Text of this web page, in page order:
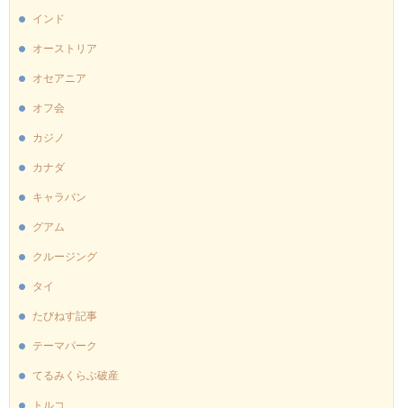
インド
オーストリア
オセアニア
オフ会
カジノ
カナダ
キャラバン
グアム
クルージング
タイ
たびねす記事
テーマパーク
てるみくらぶ破産
トルコ